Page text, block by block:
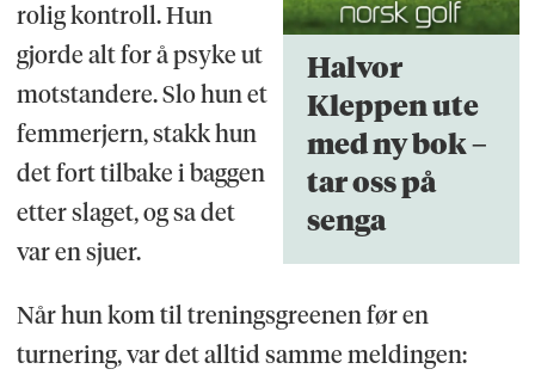
Halvor
Kleppen ute
med ny bok –
tar oss på
senga
rolig kontroll. Hun
gjorde alt for å psyke ut
motstandere. Slo hun et
femmerjern, stakk hun
det fort tilbake i baggen
etter slaget, og sa det
var en sjuer.
Når hun kom til treningsgreenen før en
turnering, var det alltid samme meldingen: